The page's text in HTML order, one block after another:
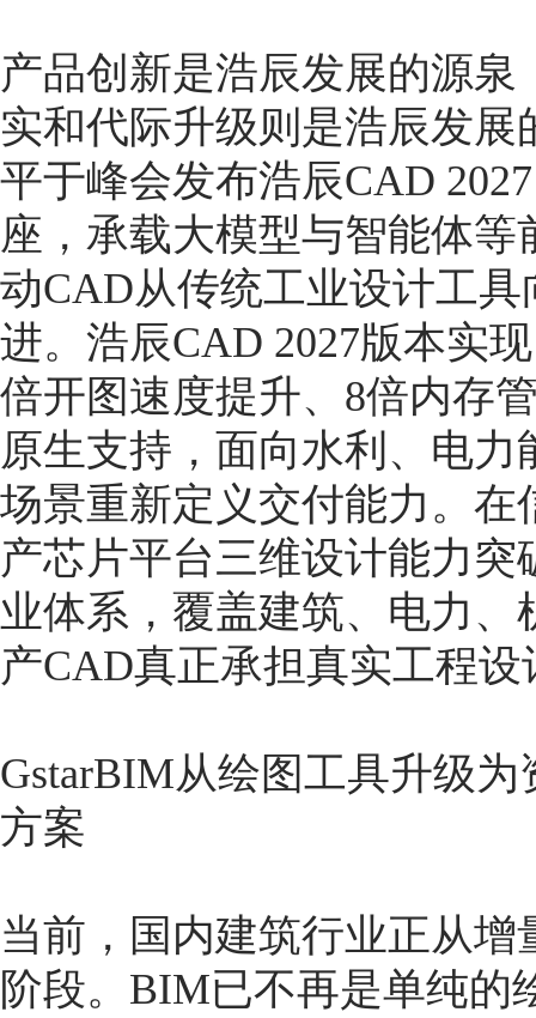
产品创新是浩辰发展的源
实和代际升级则是浩辰发
平于峰会发布浩辰CAD
座，承载大模型与智能体
动CAD从传统工业设计工
进。浩辰CAD 2027版本实
倍开图速度提升、8倍内存
原生支持，面向水利、电
场景重新定义交付能力。在
产芯片平台三维设计能力
业体系，覆盖建筑、电力
产CAD真正承担真实工程设
GstarBIM从绘图工具升级
方案
当前，国内建筑行业正从
阶段。BIM已不再是单纯的